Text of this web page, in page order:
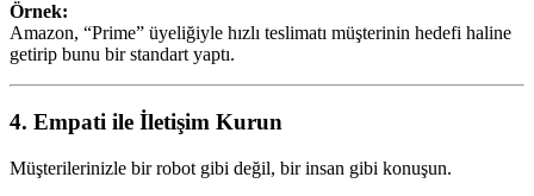
Örnek:
Amazon, “Prime” üyeliğiyle hızlı teslimatı müşterinin hedefi haline
getirip bunu bir standart yaptı.
4. Empati ile İletişim Kurun
Müşterilerinizle bir robot gibi değil, bir insan gibi konuşun.